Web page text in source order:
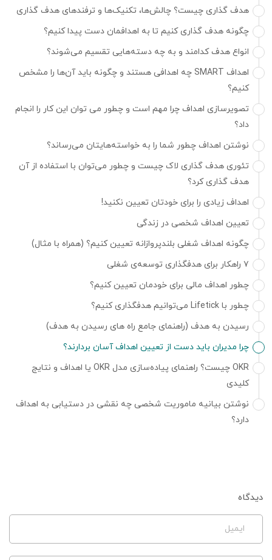
هدف گذاری چیست؟ چالش‌ها، تکنیک‌ها و ترفندهای هدف گذاری
چگونه هدف گذاری کنیم تا به اهدافمان دست پیدا کنیم؟
انواع هدف کدامند و به چه دسته‌هایی تقسیم می‌شوند؟
اهداف SMART چه اهدافی هستند و چگونه باید آن‌ها را مشخص
کنیم؟
تصویرسازی اهداف چرا مهم است و چطور می توان این کار را انجام
داد؟
نوشتن اهداف چطور شما را به خواسته‌هایتان می‌رساند؟
تئوری هدف گذاری لاک چیست و چطور می‌توان با استفاده از آن
هدف گذاری کرد؟
اهداف زیادی را برای خودتان تعیین نکنید!
تعیین اهداف شخصی در زندگی
چگونه اهداف شغلی بلندپروازانه تعیین کنیم؟ (همراه با مثال)
۷ راهکار برای هدفگذاری توسعه‌ی شغلی
چطور اهداف مالی برای خودمان تعیین کنیم؟
چطور با Lifetick می‌توانیم هدفگذاری کنیم؟
رسیدن به هدف (راهنمای جامع راه های رسیدن به هدف)
چرا مدیران باید دست از تعیین اهداف آسان بردارند؟
OKR چیست؟ راهنمای پیاده‌سازی مدل OKR یا اهداف و نتایج
کلیدی
نوشتن بیانیه ماموریت شخصی چه نقشی در دستیابی به اهداف
دارد؟
دیدگاه
ایمیل